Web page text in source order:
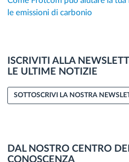
le emissioni di carbonio
ISCRIVITI ALLA
LE ULTIME NOTIZIE
SOTTOSCRIVI LA NOSTRA
DAL NOSTRO CENTRO
CONOSCENZA